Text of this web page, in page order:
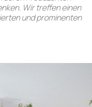
Wir treffen einen
und prominenten